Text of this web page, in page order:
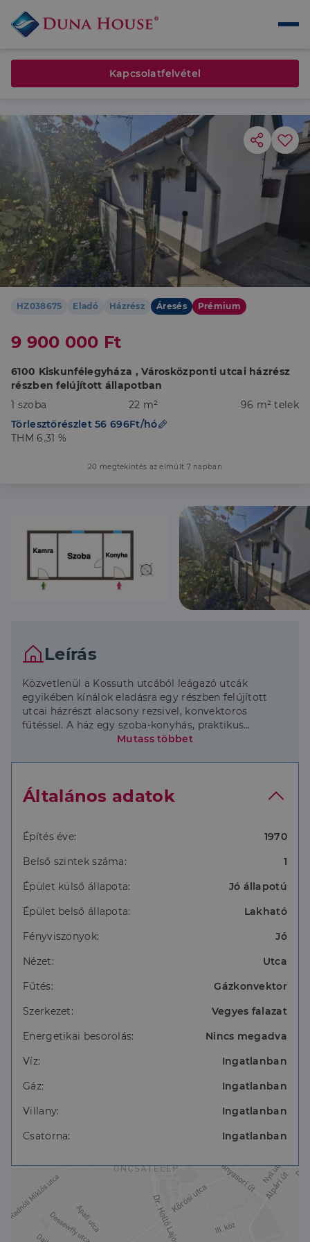
HZ038675 Eladó Házrész Áresés Prémium
9 900 000 Ft
6100 Kiskunfélegyháza , Városközponti utcai házrész
részben felújított állapotban
1 szoba
22 m²
96 m² telek
Törlesztőrészlet 56 696Ft/hó
THM 6.31 %
20 megtekintés az elmúlt 7 napban
Leírás
Közvetlenül a Kossuth utcából leágazó utcák
egyikében kínálok eladásra egy részben felújított
utcai házrészt alacsony rezsivel, konvektoros
fűtéssel. A ház egy szoba-konyhás, praktikus
elrendezésű. Teljes közművel rendelkezik. A
kamrából kialakítható. Jelenleg kinti WC van és a
hitelezhető. A ház vonalában továbbá egy fedett
lakrész van. A nagykapu közös. Ha felkeltette
Mutass többet
Általános adatok
Építés éve:
1970
Belső szintek száma:
1
Épület külső állapota:
Jó állapotú
Épület belső állapota:
Lakható
Fényviszonyok:
Jó
Nézet:
Utca
Fűtés:
Gázkonvektor
Szerkezet:
Vegyes falazat
Energetikai besorolás:
Nincs megadva
Víz:
Ingatlanban
Gáz:
Ingatlanban
Villany:
Ingatlanban
Csatorna:
Ingatlanban
Kapcsolatfelvétel